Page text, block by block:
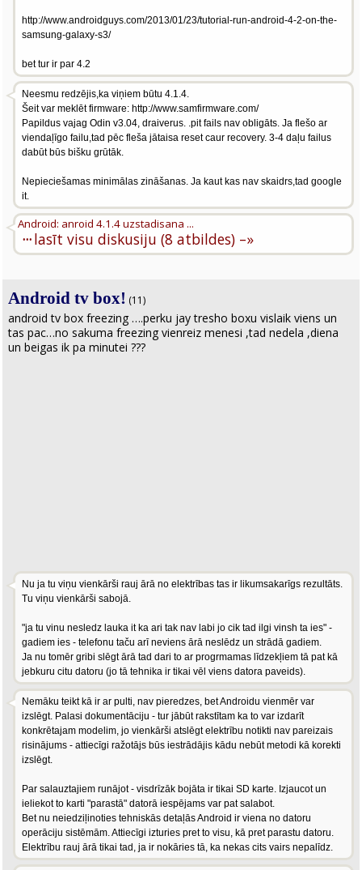
http://www.androidguys.com/2013/01/23/tutorial-run-android-4-2-on-the-
samsung-galaxy-s3/
bet tur ir par 4.2
Neesmu redzējis,ka viņiem būtu 4.1.4.
Šeit var meklēt firmware: http://www.samfirmware.com/
Papildus vajag Odin v3.04, draiverus. .pit fails nav obligāts. Ja flešo ar
viendaļīgo failu,tad pēc fleša jātaisa reset caur recovery. 3-4 daļu failus
dabūt būs bišku grūtāk.
Nepieciešamas minimālas zināšanas. Ja kaut kas nav skaidrs,tad google
it.
···
Android: anroid 4.1.4 uzstadisana ...
lasīt visu diskusiju (8 atbildes) –»
Android tv box! (11)
android tv box freezing ….perku jay tresho boxu vislaik viens un
tas pac…no sakuma freezing vienreiz menesi ,tad nedela ,diena
un beigas ik pa minutei ???
Nu ja tu viņu vienkārši rauj ārā no elektrības tas ir likumsakarīgs rezultāts.
Tu viņu vienkārši sabojā.
"ja tu vinu nesledz lauka it ka ari tak nav labi jo cik tad ilgi vinsh ta ies" -
gadiem ies - telefonu taču arī neviens ārā neslēdz un strādā gadiem.
Ja nu tomēr gribi slēgt ārā tad dari to ar progrmamas līdzekļiem tā pat kā
jebkuru citu datoru (jo tā tehnika ir tikai vēl viens datora paveids).
Nemāku teikt kā ir ar pulti, nav pieredzes, bet Androidu vienmēr var
izslēgt. Palasi dokumentāciju - tur jābūt rakstītam ka to var izdarīt
konkrētajam modelim, jo vienkārši atslēgt elektrību notikti nav pareizais
risinājums - attiecīgi ražotājs būs iestrādājis kādu nebūt metodi kā korekti
izslēgt.
Par salauztajiem runājot - visdrīzāk bojāta ir tikai SD karte. Izjaucot un
ieliekot to karti "parastā" datorā iespējams var pat salabot.
Bet nu neiedziļinoties tehniskās detaļās Android ir viena no datoru
operāciju sistēmām. Attiecīgi izturies pret to visu, kā pret parastu datoru.
Elektrību rauj ārā tikai tad, ja ir nokāries tā, ka nekas cits vairs nepalīdz.